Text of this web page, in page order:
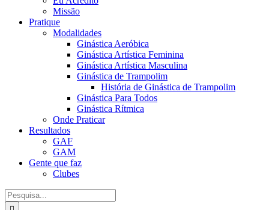
Missão
Pratique
Modalidades
Ginástica Aeróbica
Ginástica Artística Feminina
Ginástica Artística Masculina
Ginástica de Trampolim
História de Ginástica de Trampolim
Ginástica Para Todos
Ginástica Rítmica
Onde Praticar
Resultados
GAF
GAM
Gente que faz
Clubes
Procurar
por: